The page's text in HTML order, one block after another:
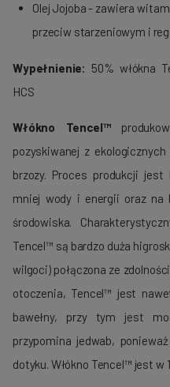
Olej Jojoba - zawiera
przeciw starzeniowym i
Wypełnienie: 50% włókna
HCS
Włókno Tencel™
pozyskiwanej z
brzozy. Proces produkcji
mniej wody i energii oraz na
środowiska.
Tencel™ są bardzo duża
wilgoci) połączona ze
otoczenia, Tencel™ jest
bawełny, przy tym jest
przypomina jedwab,
dotyku. Włókno Tencel™ jest w